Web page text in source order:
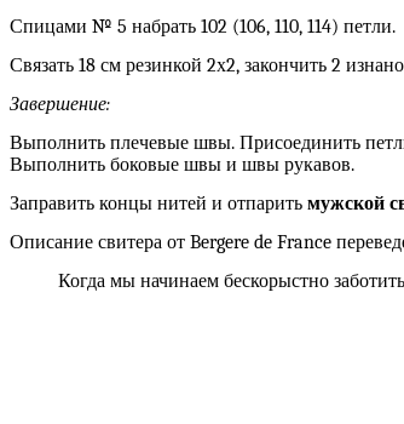
Спицами № 5 набрать 102 (106, 110, 114) петли.
Связать 18 см резинкой 2х2, закончить 2
Завершение:
Выполнить плечевые швы. Присоединить
Выполнить боковые швы и швы рукавов.
Заправить концы нитей и отпарить мужской
Описание свитера от Bergere de France
Когда мы начинаем бескорыстно